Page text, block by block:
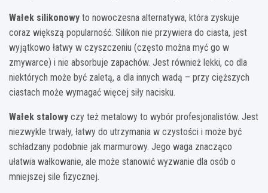
Wałek silikonowy to nowoczesna alternatywa, która zyskuje
coraz większą popularność. Silikon nie przywiera do ciasta, jest
wyjątkowo łatwy w czyszczeniu (często można myć go w
zmywarce) i nie absorbuje zapachów. Jest również lekki, co dla
niektórych może być zaletą, a dla innych wadą – przy cięższych
ciastach może wymagać więcej siły nacisku.
Wałek stalowy czy też metalowy to wybór profesjonalistów. Jest
niezwykle trwały, łatwy do utrzymania w czystości i może być
schładzany podobnie jak marmurowy. Jego waga znacząco
ułatwia wałkowanie, ale może stanowić wyzwanie dla osób o
mniejszej sile fizycznej.